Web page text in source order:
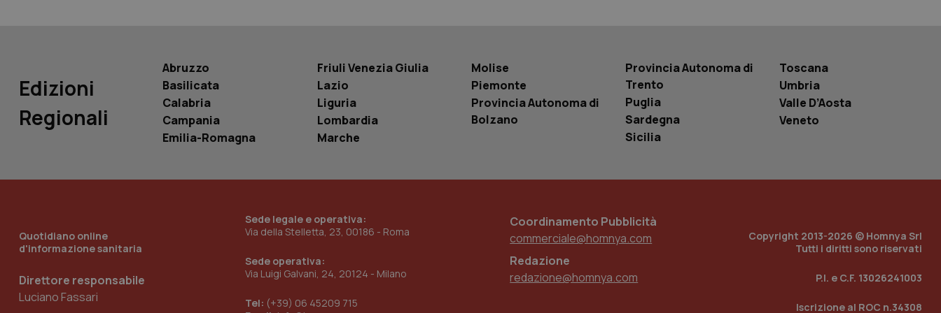
Edizioni
Regionali
Abruzzo
Basilicata
Calabria
Campania
Emilia-Romagna
Friuli Venezia Giulia
Lazio
Liguria
Lombardia
Marche
Molise
Piemonte
Provincia Autonoma di
Bolzano
Provincia Autonoma di
Trento
Puglia
Sardegna
Sicilia
Toscana
Umbria
Valle D’Aosta
Veneto
Quotidiano online
d'informazione sanitaria
Direttore responsabile
Luciano Fassari
Sede legale e operativa:
Via della Stelletta, 23, 00186 - Roma
Sede operativa:
Via Luigi Galvani, 24, 20124 - Milano
Tel: (+39) 06 45209 715
Coordinamento Pubblicità
commerciale@homnya.com
Redazione
redazione@homnya.com
Copyright 2013-2026 © Homnya Srl
Tutti i diritti sono riservati
P.I. e C.F. 13026241003
Iscrizione al ROC n.34308
sistema di tracking solo in caso di utenti loggato con identity